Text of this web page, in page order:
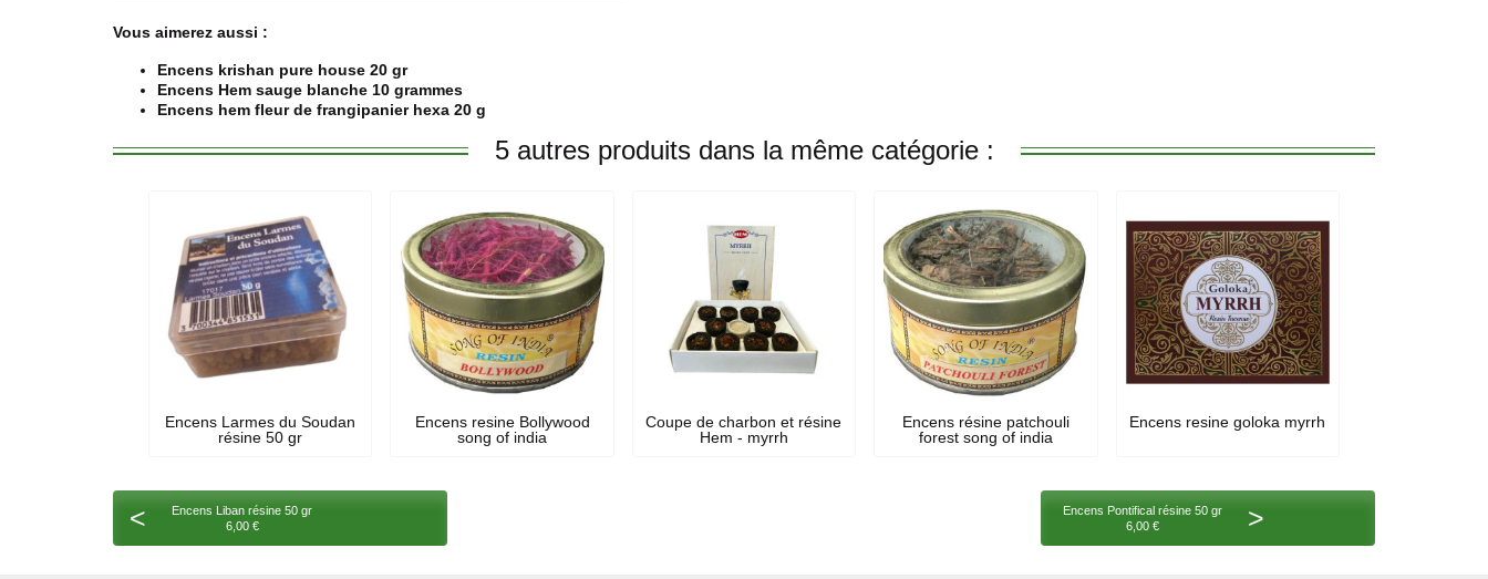
Vous aimerez aussi :
Encens krishan pure house 20 gr
Encens Hem sauge blanche 10 grammes
Encens hem fleur de frangipanier hexa 20 g
5 autres produits dans la même catégorie :
Encens Larmes du Soudan
résine 50 gr
Encens resine Bollywood
song of india
Coupe de charbon et résine
Hem - myrrh
Encens résine patchouli
forest song of india
Encens resine goloka myrrh
<
Encens Liban résine 50 gr
6,00 €
Encens Pontifical résine 50 gr
6,00 €
>